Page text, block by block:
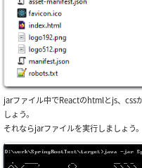
jarファイル中でReactのhtmlとjs、css
しょう。
それならjarファイルを実行しましょう。